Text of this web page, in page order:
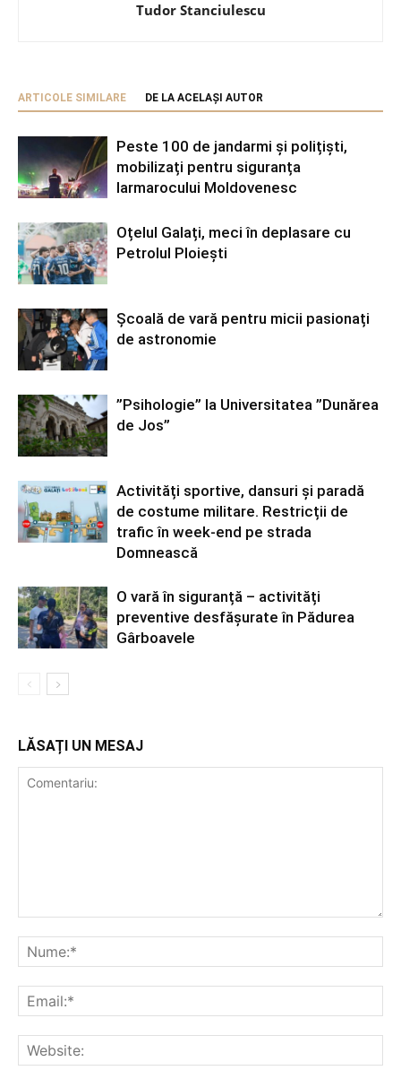
Tudor Stanciulescu
ARTICOLE SIMILARE DE LA ACELAȘI AUTOR
Peste 100 de jandarmi și polițiști,
mobilizați pentru siguranța
Iarmarocului Moldovenesc
Oțelul Galați, meci în deplasare cu
Petrolul Ploiești
Școală de vară pentru micii pasionați
de astronomie
”Psihologie” la Universitatea ”Dunărea
de Jos”
Activități sportive, dansuri și paradă
de costume militare. Restricții de
trafic în week-end pe strada
Domnească
O vară în siguranță – activități
preventive desfășurate în Pădurea
Gârboavele
LĂSAȚI UN MESAJ